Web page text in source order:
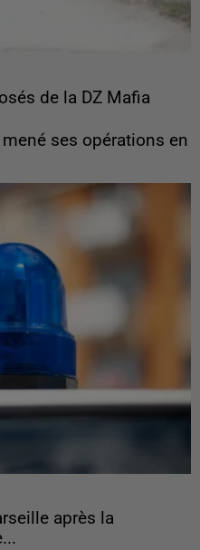
de la DZ Mafia
ses opérations en
après la